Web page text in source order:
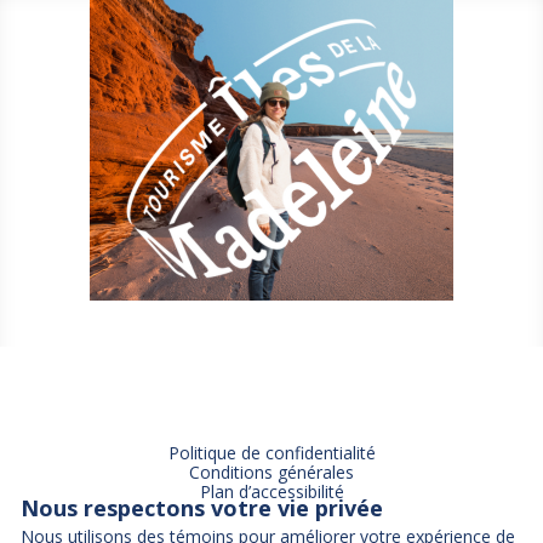
Politique de confidentialité
Conditions générales
Plan d’accessibilité
Nous respectons votre vie privée
Nous utilisons des témoins pour améliorer votre expérience de